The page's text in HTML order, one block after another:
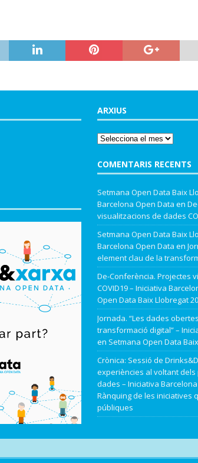
ARXIUS
COMENTARIS RECENTS
Setmana Open Data Baix
Barcelona Open Data en
visualitzacions de dades
Setmana Open Data Baix
Barcelona Open Data en
element clau de la
De-Conferència. Projectes
COVID19 – Iniciativa
Open Data Baix Llobregat
Jornada. “Les dades
transformació digital” –
en Setmana Open Data
Crònica: Sessió de
experiències al voltant dels
dades – Iniciativa
Rànquing de les iniciatives
públiques